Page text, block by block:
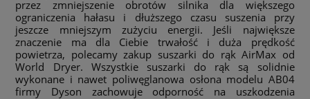
przez zmniejszenie obrotów silnika dla większego
ograniczenia hałasu i dłuższego czasu suszenia przy
jeszcze mniejszym zużyciu energii. Jeśli największe
znaczenie ma dla Ciebie trwałość i duża prędkość
powietrza, polecamy zakup suszarki do rąk AirMax od
World Dryer. Wszystkie suszarki do rąk są solidnie
wykonane i nawet poliwęglanowa osłona modelu AB04
firmy Dyson zachowuje odporność na uszkodzenia